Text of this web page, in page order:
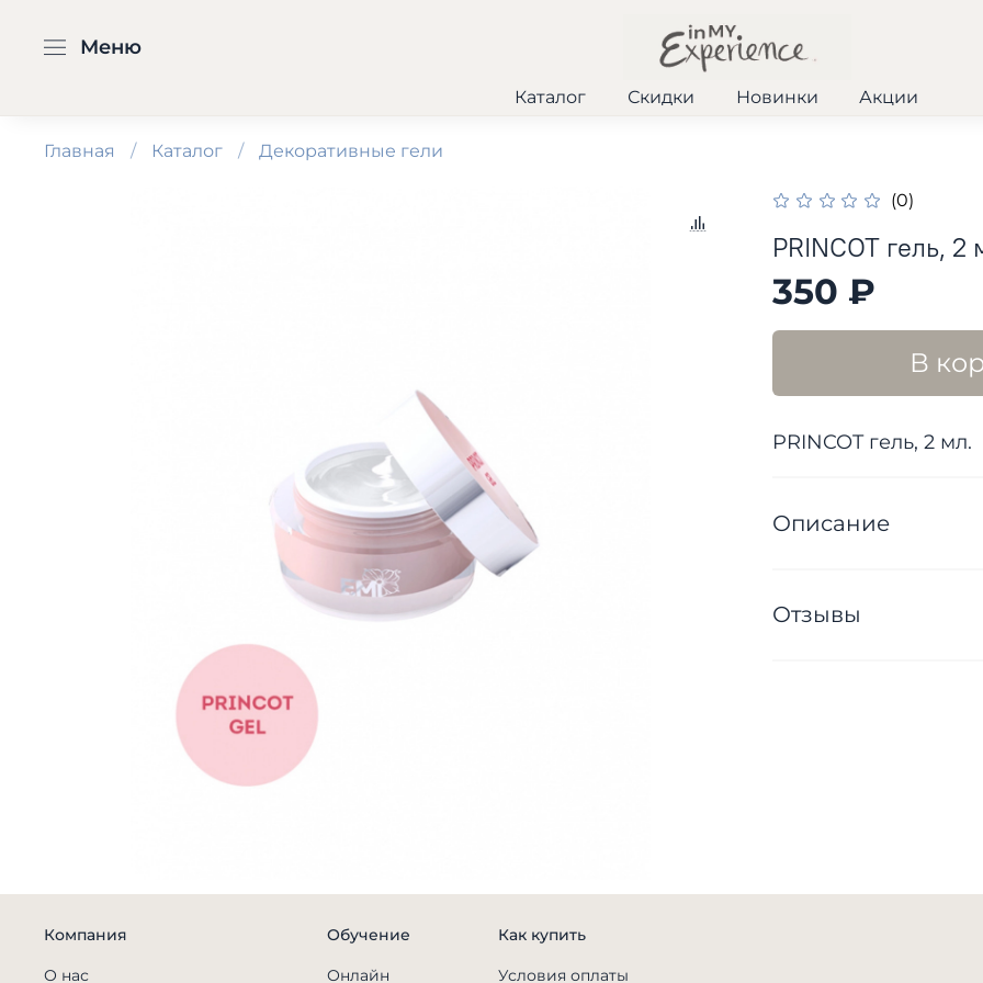
Меню
Каталог Скидки Новинки Акции
Главная Каталог Декоративные гели
(0)
PRINCOT гель, 2
350 ₽
В
PRINCOT гель, 2 мл.
Описание
Отзывы
Компания
О нас
Обучение
Онлайн
Как купить
Условия оплаты